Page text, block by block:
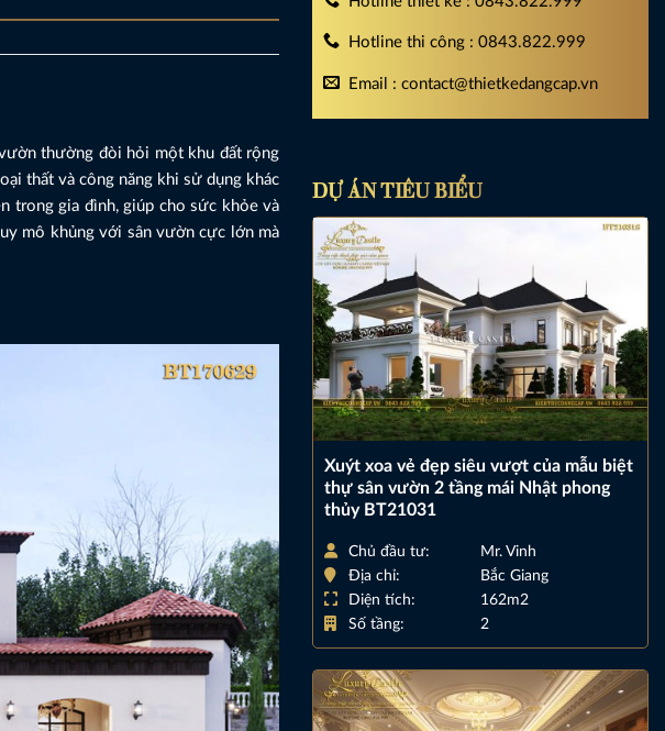
thường đòi hỏi một khu đất rộng
thất và công năng khi sử dụng khác
trong gia đình, giúp cho sức khỏe và
mô khủng với sân vườn cực lớn mà
Hotline thi công : 0843.822.999
Email : contact@thietkedangcap.vn
DỰ ÁN TIÊU BIỂU
Xuýt xoa vẻ đẹp siêu vượt của mẫu biệt
thự sân vườn 2 tầng mái Nhật phong
thủy BT21031
Chủ đầu tư:
Mr. Vinh
Địa chỉ:
Bắc Giang
Diện tích:
162m2
Số tầng:
2